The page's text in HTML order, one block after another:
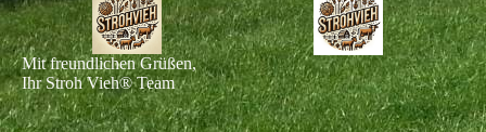
Mit freundlichen Grüßen,
Ihr Stroh Vieh® Team